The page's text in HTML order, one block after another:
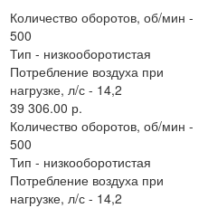
Количество оборотов, об/мин -
500
Тип - низкооборотистая
Потребление воздуха при
нагрузке, л/с - 14,2
39 306.00 р.
Количество оборотов, об/мин -
500
Тип - низкооборотистая
Потребление воздуха при
нагрузке, л/с - 14,2